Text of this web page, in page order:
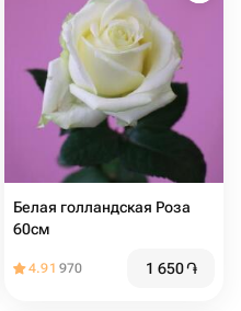
Белая голландская Роза
60см
4.91 970 1 650֏